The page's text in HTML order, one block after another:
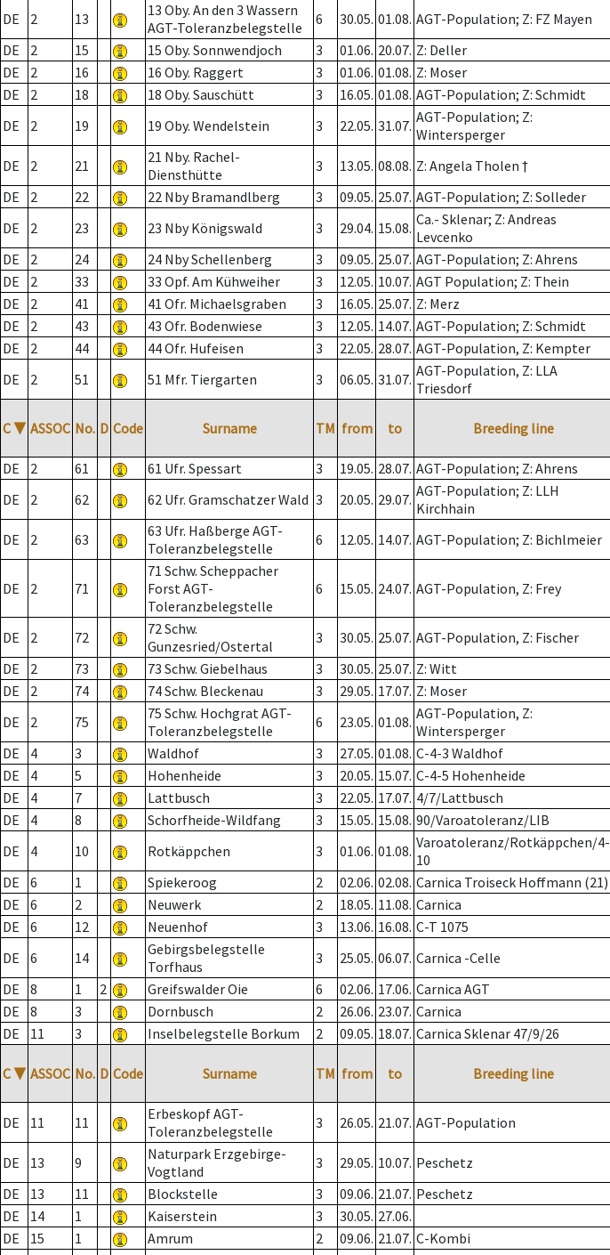
DE
2 13
13 Oby. An den 3 Wassern
AGT-Toleranzbelegstelle
6 30.05. 01.08. AGT-Population; Z: FZ Mayen
DE
2 15 15 Oby. Sonnwendjoch 3 01.06. 20.07. Z: Deller
DE
2 16 16 Oby. Raggert 3 01.06. 01.08. Z: Moser
DE
2 18 18 Oby. Sauschütt 3 16.05. 01.08. AGT-Population; Z: Schmidt
DE
2 19 19 Oby. Wendelstein 3 22.05. 31.07. AGT-Population; Z:
Wintersperger
DE 2 21
21 Nby. Rachel-
Diensthütte
3 13.05. 08.08. Z: Angela Tholen †
DE
2 22 22 Nby Bramandlberg 3 09.05. 25.07. AGT-Population; Z: Solleder
DE
2 23 23 Nby Königswald 3 29.04. 15.08. Ca.- Sklenar; Z: Andreas
Levcenko
DE
2 24 24 Nby Schellenberg 3 09.05. 25.07. AGT-Population; Z: Ahrens
DE
2 33 33 Opf. Am Kühweiher 3 12.05. 10.07. AGT Population; Z: Thein
DE
2 41 41 Ofr. Michaelsgraben 3 16.05. 25.07. Z: Merz
DE
2 43 43 Ofr. Bodenwiese 3 12.05. 14.07. AGT-Population; Z: Schmidt
DE
2 44 44 Ofr. Hufeisen 3 22.05. 28.07. AGT-Population, Z: Kempter
DE
2 51 51 Mfr. Tiergarten 3 06.05. 31.07. AGT-Population, Z: LLA
Triesdorf
C ▼ ASSOC No. D Code Surname TM from to Breeding line
DE
2 61 61 Ufr. Spessart 3 19.05. 28.07. AGT-Population; Z: Ahrens
DE
2 62 62 Ufr. Gramschatzer Wald 3 20.05. 29.07. AGT-Population; Z: LLH
Kirchhain
DE 2 63
63 Ufr. Haßberge AGT-
Toleranzbelegstelle
6 12.05. 14.07. AGT-Population; Z: Bichlmeier
DE 2 71
71 Schw. Scheppacher
Forst AGT-
Toleranzbelegstelle
6 15.05. 24.07. AGT-Population, Z: Frey
DE 2 72
72 Schw.
Gunzesried/Ostertal
3 30.05. 25.07. AGT-Population, Z: Fischer
DE
2 73 73 Schw. Giebelhaus 3 30.05. 25.07. Z: Witt
DE
2 74 74 Schw. Bleckenau 3 29.05. 17.07. Z: Moser
DE
2 75
75 Schw. Hochgrat AGT-
Toleranzbelegstelle
6 23.05. 01.08. AGT-Population, Z:
Wintersperger
DE
4 3 Waldhof 3 27.05. 01.08. C-4-3 Waldhof
DE
4 5 Hohenheide 3 20.05. 15.07. C-4-5 Hohenheide
DE
4 7 Lattbusch 3 22.05. 17.07. 4/7/Lattbusch
DE
4 8 Schorfheide-Wildfang 3 15.05. 15.08. 90/Varoatoleranz/LIB
DE
4 10 Rotkäppchen 3 01.06. 01.08. Varoatoleranz/Rotkäppchen/4-
10
DE
6 1 Spiekeroog 2 02.06. 02.08. Carnica Troiseck Hoffmann (21)
DE
6 2 Neuwerk 2 18.05. 11.08. Carnica
DE
6 12 Neuenhof 3 13.06. 16.08. C-T 1075
DE
6 14
Gebirgsbelegstelle
Torfhaus
3 25.05. 06.07. Carnica -Celle
DE
8 1 2 Greifswalder Oie 6 02.06. 17.06. Carnica AGT
DE
8 3 Dornbusch 2 26.06. 23.07. Carnica
DE
11 3 Inselbelegstelle Borkum 2 09.05. 18.07. Carnica Sklenar 47/9/26
C ▼ ASSOC No. D Code Surname TM from to Breeding line
DE 11 11
Erbeskopf AGT-
Toleranzbelegstelle
3 26.05. 21.07. AGT-Population
DE 13 9
Naturpark Erzgebirge-
Vogtland
3 29.05. 10.07. Peschetz
DE
13 11 Blockstelle 3 09.06. 21.07. Peschetz
DE
14 1 Kaiserstein 3 30.05. 27.06.
DE
15 1 Amrum 2 09.06. 21.07. C-Kombi